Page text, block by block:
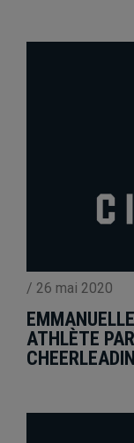
/ 26 mai 2020
ATHLÈTE